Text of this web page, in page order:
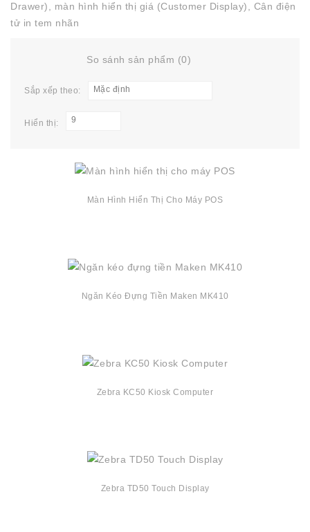
Drawer), màn hình hiển thị giá (Customer Display), Cân điện
tử in tem nhãn
So sánh sản phẩm (0)
Sắp xếp theo: Mặc định
Hiển thị: 9
Màn Hình Hiển Thị Cho Máy POS
Ngăn Kéo Đựng Tiền Maken MK410
Zebra KC50 Kiosk Computer
Zebra TD50 Touch Display